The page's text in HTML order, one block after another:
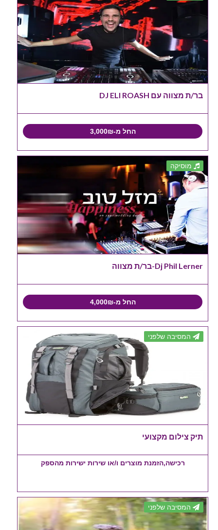
בר/ת מצווה עם DJ ELI ROASH
החל מ-3,000₪
מוסיקה
Dj Phil Lerner-בר/ת מצווה
החל מ-4,000₪
המסיבה שלפני
תיק צילום מקצועי
רכישה,הזמנת מוצרים ו/או שירות ישירות מהספק
המסיבה שלפני